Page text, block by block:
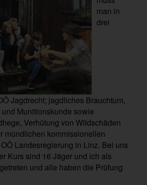
man in
drei
Jagdrecht; jagdliches Brauchtum,
Munitionskunde sowie
Verhütung von Wildschäden
mündlichen kommissionellen
Landesregierung in Linz. Bei uns
Kurs sind 16 Jäger und ich als
und alle haben die Prüfung